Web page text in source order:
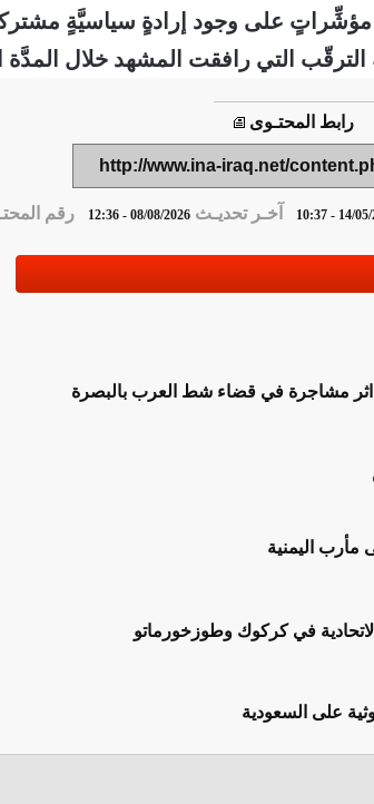
مؤشِّراتٍ على وجود إرادةٍ سياسيَّةٍ
الترقّب التي رافقت المشهد خلال المدَّة
رابط المحتـوى
http://www.ina-iraq.net/
14/05/ آخـر تحديـث08/08/2026 - 12:36 رقم
مشاجرة في قضاء شط العرب بالبصرة
الاتحادية في كركوك وطوزخورماتو
على السعودية